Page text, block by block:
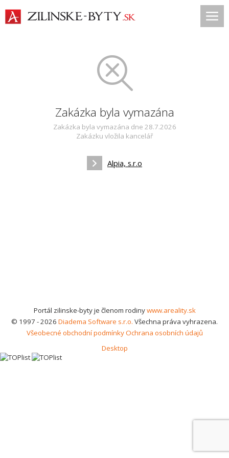
Zakázka byla vymazána
Zakázka byla vymazána dne 28.7.2026
Zakázku vložila kancelář
Alpia, s.r.o
Portál zilinske-byty je členom rodinywww.areality.sk
© 1997 - 2026 Diadema Software s.r.o. Všechna práva vyhrazena.
Všeobecné obchodní podmínkyOchrana osobních údajů
Desktop